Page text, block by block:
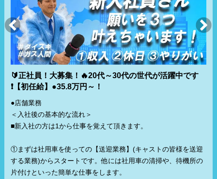
🔰正社員！大募集！🔥20代～30代の世代が活躍中です
❗️【初任給】●35.8万円～！
●店舗業務
＜入社後の基本的な流れ＞
■新入社の方は1から仕事を覚えて頂きます。
①まずは社用車を使っての【送迎業務】(キャストの皆様を送迎
する業務)からスタートです。他には社用車の清掃や、待機所の
片付けといった簡単な仕事をします。